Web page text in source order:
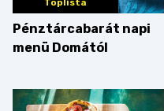
Toplista
Pénztárcabarát napi
menü Domától